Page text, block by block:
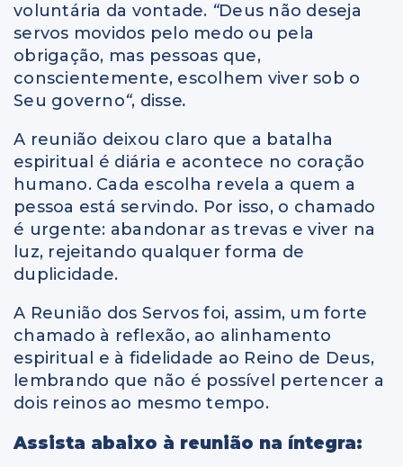
voluntária da vontade. “Deus não deseja
servos movidos pelo medo ou pela
obrigação, mas pessoas que,
conscientemente, escolhem viver sob o
Seu governo“, disse.
A reunião deixou claro que a batalha
espiritual é diária e acontece no coração
humano. Cada escolha revela a quem a
pessoa está servindo. Por isso, o chamado
é urgente: abandonar as trevas e viver na
luz, rejeitando qualquer forma de
duplicidade.
A Reunião dos Servos foi, assim, um forte
chamado à reflexão, ao alinhamento
espiritual e à fidelidade ao Reino de Deus,
lembrando que não é possível pertencer a
dois reinos ao mesmo tempo.
Assista abaixo à reunião na íntegra: